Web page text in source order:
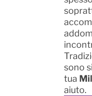
sono
tua
aiuto.